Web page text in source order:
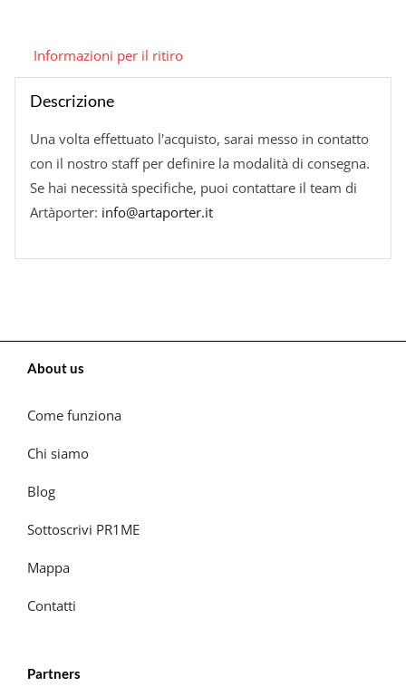
Informazioni per il ritiro
Descrizione
Una volta effettuato l'acquisto, sarai messo in contatto
con il nostro staff per definire la modalità di consegna.
Se hai necessità specifiche, puoi contattare il team di
Artàporter: info@artaporter.it
About us
Come funziona
Chi siamo
Blog
Sottoscrivi PR1ME
Mappa
Contatti
Partners